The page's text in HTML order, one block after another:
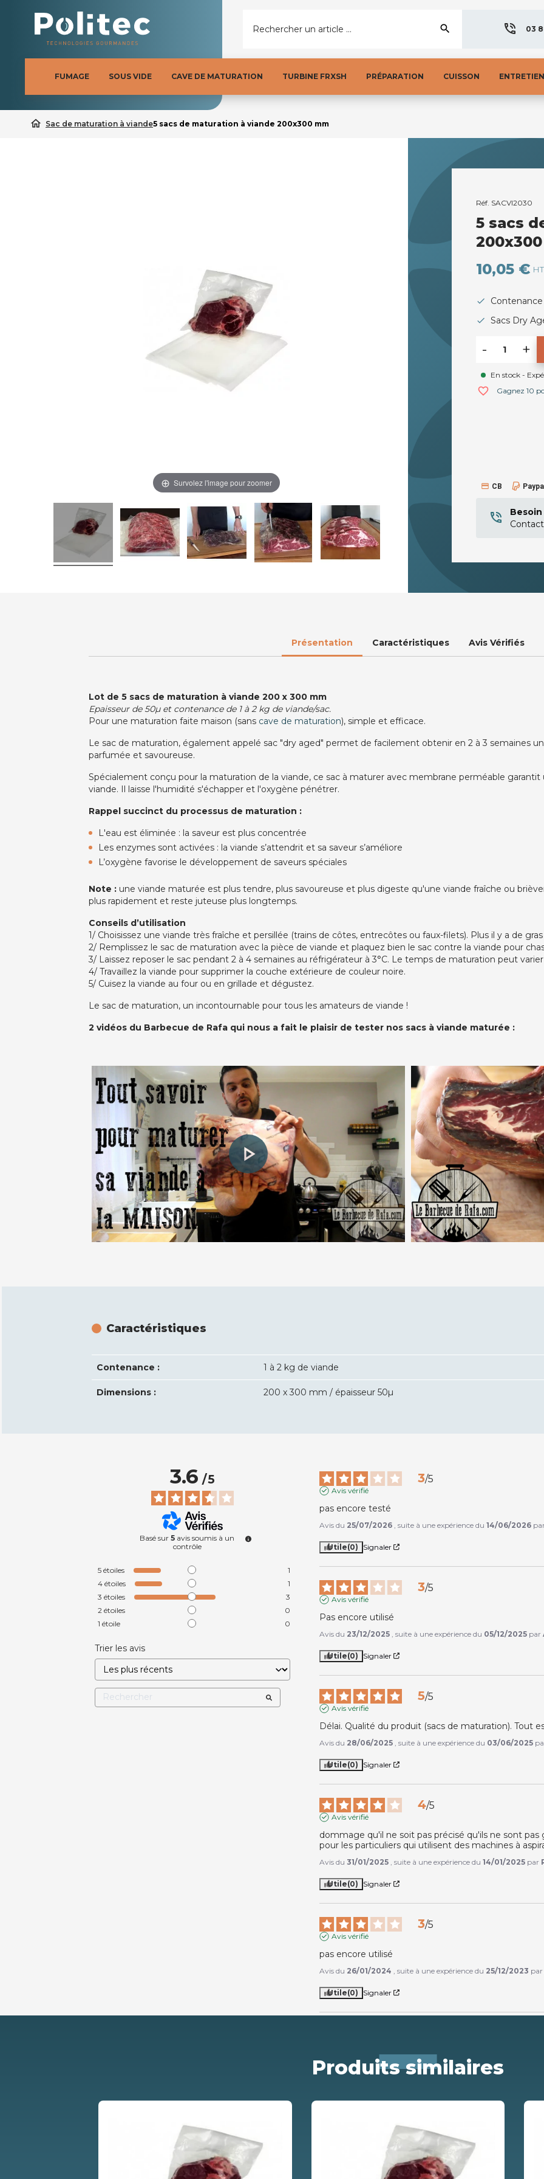
Rechercher un article ... search 03
FUMAGE SOUS VIDE CAVE DE MATURATION TURBINE FRXSH PRÉPARATION CUISSON
home Sac de maturation à viande5 sacs de maturation à viande 200x300 mm
Survolez l'image pour zoomer
Réf. SACVI2030
5 sacs
10,05 € HT
Sacs Dry
- +
En stock -
favorite_border Gagnez 10
CB Paypal
Besoin
Présentation Caractéristiques Avis Vérifiés
Lot de 5 sacs de maturation à viande 200 x 300 mm
Epaisseur de 50µ et contenance de 1 à 2 kg de viande/sac.
Pour une maturation faite maison (sans cave de maturation), simple et efficace.
Le sac de maturation, également appelé sac "dry aged" permet de facilement obtenir en 2 à 3 semaines
parfumée et savoureuse.
Spécialement conçu pour la maturation de la viande, ce sac à maturer avec membrane perméable
viande. Il laisse l'humidité s'échapper et l'oxygène pénétrer.
Rappel succinct du processus de maturation :
L'eau est éliminée : la saveur est plus concentrée
Les enzymes sont activées : la viande s’attendrit et sa saveur s’améliore
L’oxygène favorise le développement de saveurs spéciales
Note : une viande maturée est plus tendre, plus savoureuse et plus digeste qu'une viande fraîche ou
plus rapidement et reste juteuse plus longtemps.
Conseils d’utilisation
1/ Choisissez une viande très fraîche et persillée (trains de côtes, entrecôtes ou faux-filets). Plus il y a de
2/ Remplissez le sac de maturation avec la pièce de viande et plaquez bien le sac contre la viande pour
3/ Laissez reposer le sac pendant 2 à 4 semaines au réfrigérateur à 3°C. Le temps de maturation peut
4/ Travaillez la viande pour supprimer la couche extérieure de couleur noire.
5/ Cuisez la viande au four ou en grillade et dégustez.
Le sac de maturation, un incontournable pour tous les amateurs de viande !
2 vidéos du Barbecue de Rafa qui nous a fait le plaisir de tester nos sacs à viande maturée :
Caractéristiques
Contenance : 1 à 2 kg de viande
Dimensions : 200 x 300 mm / épaisseur 50µ
3.6/5
Basé sur5 avis soumis à un
contrôle
5étoiles
1
4étoiles
1
3étoiles
3
2étoiles
0
1étoile 0
Trier les avis
3/5
Avis vérifié
pas encore testé
Avis du 25/07/2026 , suite à une expérience du14/06/2026
Utile(0) Signaler
3/5
Avis vérifié
Pas encore utilisé
Avis du 23/12/2025 , suite à une expérience du 05/12/2025 par
Utile(0) Signaler
5/5
Avis vérifié
Délai. Qualité du produit (sacs de maturation). Tout
Avis du 28/06/2025 , suite à une expérience du 03/06/2025
Utile(0) Signaler
4/5
Avis vérifié
dommage qu'il ne soit pas précisé qu'ils ne sont
pour les particuliers qui utilisent des machines à
Avis du 31/01/2025 , suite à une expérience du14/01/2025 par
Utile(0) Signaler
3/5
Avis vérifié
pas encore utilisé
Avis du 26/01/2024 , suite à une expérience du 25/12/2023
Utile(0) Signaler
Produits similaires